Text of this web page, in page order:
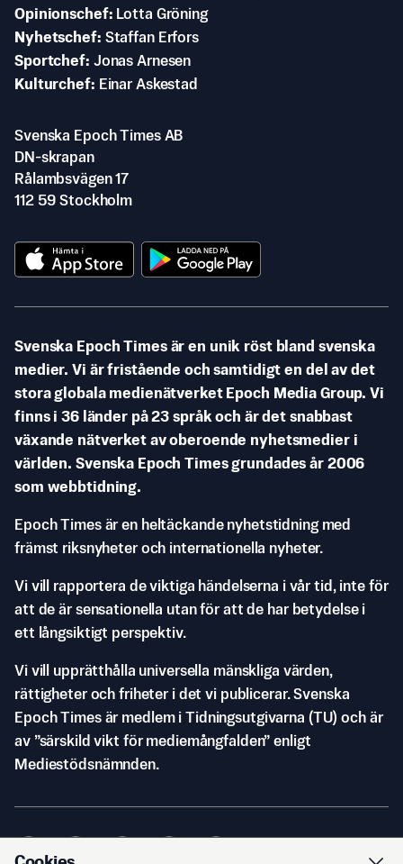
Opinionschef
Lotta Gröning
Nyhetschef Staffan Erfors
Sportchef Jonas Arnesen
Kulturchef
Einar Askestad
Svenska Epoch Times AB
DN-skrapan
Rålambsvägen 17
112 59 Stockholm
Svenska Epoch Times är en unik röst bland svenska
medier. Vi är fristående och samtidigt en del av det
stora globala medienätverket Epoch Media Group. Vi
finns i 36 länder på 23 språk och är det snabbast
växande nätverket av oberoende nyhetsmedier i
världen. Svenska Epoch Times grundades år 2006
som webbtidning.
Epoch Times är en heltäckande nyhetstidning med
främst riksnyheter och internationella nyheter.
Vi vill rapportera de viktiga händelserna i vår tid, inte för
att de är sensationella utan för att de har betydelse i
ett långsiktigt perspektiv.
Vi vill upprätthålla universella mänskliga värden,
rättigheter och friheter i det vi publicerar. Svenska
Epoch Times är medlem i Tidningsutgivarna (TU) och är
av ”särskild vikt för mediemångfalden” enligt
Mediestödsnämnden.